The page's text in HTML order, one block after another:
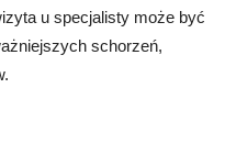
u specjalisty może być
schorzeń,